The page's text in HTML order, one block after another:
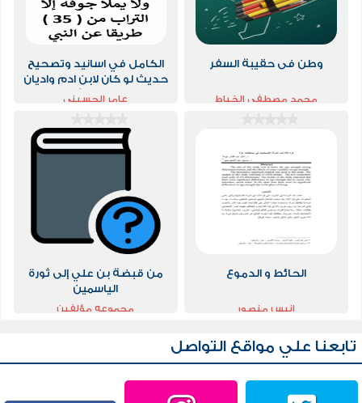
وطن فى حقيبة السفر
محمد مصطفى الخياط
الكامل في اسانيد وتصحيح
حديث لو كان لابن ادم واديان
من مال لابتغي الثالث ولا يملا
جوفه الا التراب
عامر الحسيني
الحائط و الدموع
انيس منصور
من قبضة بن علي إلى ثورة
الياسمين
مجموعه مؤلفين
تابعنا علي مواقع التواصل